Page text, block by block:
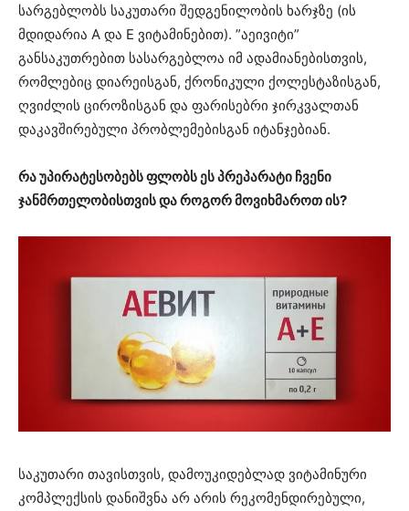
სარგებლობს საკუთარი შედგენილობის ხარჯზე (ის
მდიდარია A და E ვიტამინებით). ”აეივიტი”
განსაკუთრებით სასარგებლოა იმ ადამიანებისთვის,
რომლებიც დიარეისგან, ქრონიკული ქოლესტაზისგან,
ღვიძლის ციროზისგან და ფარისებრი ჯირკვალთან
დაკავშირებული პრობლემებისგან იტანჯებიან.
რა უპირატესობებს ფლობს ეს პრეპარატი ჩვენი
ჯანმრთელობისთვის და როგორ მოვიხმაროთ ის?
საკუთარი თავისთვის, დამოუკიდებლად ვიტამინური
კომპლექსის დანიშვნა არ არის რეკომენდირებული,